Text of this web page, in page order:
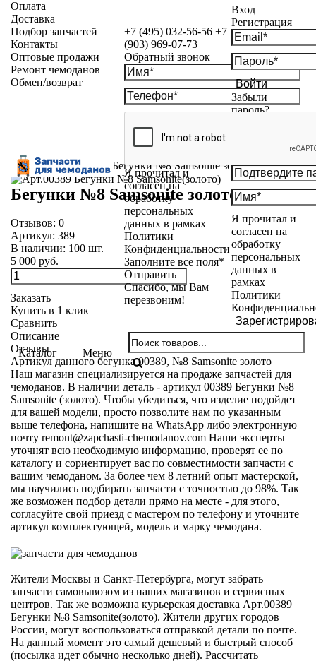
+7 (495) 032-56-56 +7
(903) 969-07-73
Обратный звонок
Я прочитал и
согласен на
обработку
персональных
данных в рамках
Политики
Конфиденциальности
Заполните все поля*
Отправить
Спасибо, мы Вам
перезвоним!
Вход
Регистрация
Войти
Забыли
пароль?
Я прочитал и
согласен на
обработку
персональных
данных в
рамках
Политики
Каталог Меню
Оплата
Доставка
Подбор запчастей
Контакты
Оптовые продажи
Ремонт чемоданов
Обмен/возврат
Каталог»Бегунки» Бегунки №8 Samsonite золото
Бегунки №8 Samsonite золото
Отзывов: 0
Артикул: 389
В наличии: 100 шт.
5 000 руб.
Заказать
Купить в 1 клик
Сравнить
Описание
Отзывы
Артикул данного бегунка 00389, №8 Samsonite золото
Наш магазин специализируется на продаже запчастей для
чемоданов. В наличии деталь - артикул 00389 Бегунки №8
Samsonite (золото). Чтобы убедиться, что изделие подойдет
для вашей модели, просто позволите нам по указанным
выше телефона, напишите на WhatsApp либо электронную
почту remont@zapchasti-chemodanov.com Наши эксперты
уточнят всю необходимую информацию, проверят ее по
каталогу и сориентирует вас по совместимости запчасти с
вашим чемоданом. За более чем 8 летний опыт мастерской,
мы научились подбирать запчасти с точностью до 98%. Так
же возможен подбор детали прямо на месте - для этого,
согласуйте свой приезд с мастером по телефону и уточните
артикул комплектующей, модель и марку чемодана.
Жители Москвы и Санкт-Петербурга, могут забрать
запчасти самовывозом из наших магазинов и сервисных
центров. Так же возможна курьерская доставка Арт.00389
Бегунки №8 Samsonite(золото). Жители других городов
России, могут воспользоваться отправкой детали по почте.
На данный момент это самый дешевый и быстрый способ
(посылка идет обычно несколько дней). Рассчитать